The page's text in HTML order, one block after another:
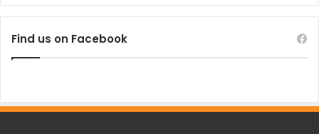
Find us on Facebook